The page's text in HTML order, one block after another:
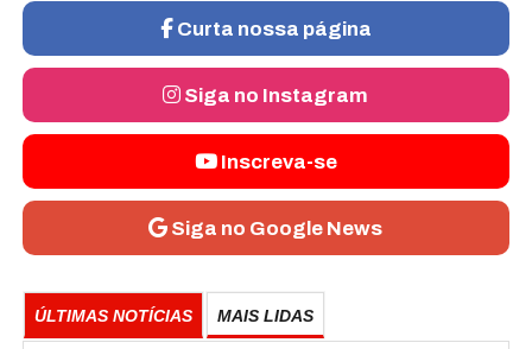
Curta nossa página
Siga no Instagram
Inscreva-se
Siga no Google News
ÚLTIMAS NOTÍCIAS MAIS LIDAS